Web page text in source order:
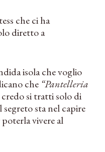
che ci ha
diretto a
isola che voglio
che “Pantelleria
si tratti solo di
sta nel capire
vivere al